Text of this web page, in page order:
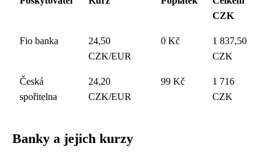
CZK
Fio banka
24,50
CZK/EUR
0 Kč
1 837,50
CZK
Česká
spořitelna
24,20
CZK/EUR
99 Kč
1 716
CZK
Banky a jejich kurzy